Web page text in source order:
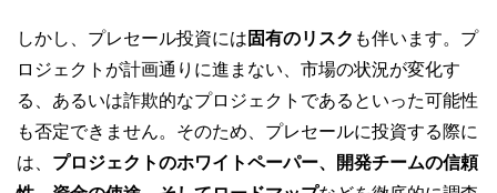
しかし、プレセール投資には 固有のリスク も伴います。プ
ロジェクトが計画通りに進まない、市場の状況が変化す
る、あるいは詐欺的なプロジェクトであるといった可能性
も否定できません。そのため、プレセールに投資する際に
は、 プロジェクトのホワイトペーパー、開発チームの信頼